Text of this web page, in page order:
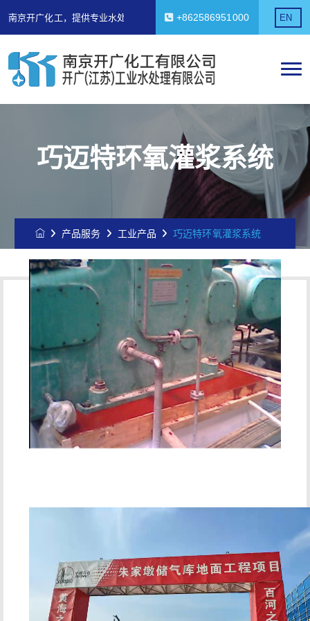
南京开广化工，提供专业水处理解决方案！
南京开广化工，提供专业水处理解决方案！
+862586951000 EN
巧迈特环氧灌浆系统
产品服务 工业产品 巧迈特环氧灌浆系统